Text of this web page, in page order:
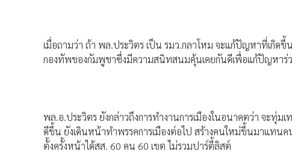
เมื่อถามว่า ถ้า พล.ประวิตร เป็น รมว.กลาโหม จะแก้ปัญหาที่เกิด
กองทัพของกัมพูชาซึ่งมีความสนิทสนมคุ้นเคยกันดีเพื่อแก้ปัญหาร่
พล.อ.ประวิตร ยังกล่าวถึงการทำงานการเมืองในอนาคตว่า จะทุ่
ดีขึ้น ยังเดินหน้าทำพรรคการเมืองต่อไป สร้างคนใหม่ขึ้นมาแทนค
ตั้งครั้งหน้าได้สส. 60 คน 60 เขต ไม่รวมปาร์ตี้ลิสต์